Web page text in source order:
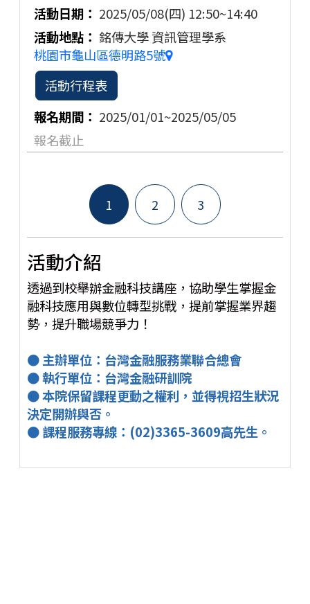
2025/05/08(四) 12:50~14:40
銘傳大學 資訊管理學系
桃園市龜山區德明路5號
活動行程表
2025/01/01~2025/05/05
報名截止
1 2 3
活動介紹
透過到校舉辦金融科技講座，協助學生掌握金
融科技應用與數位轉型挑戰，提前掌握業界趨
勢，提升職場競爭力！
● 主辦單位：台灣金融服務業聯合總會
● 執行單位：台灣金融研訓院
● 本院保留課程更動之權利，並得視招生狀況
決定開辦與否。
● 課程服務專線：(02)3365-3609高先生。